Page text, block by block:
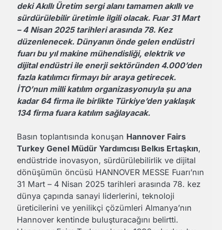
deki Akıllı Üretim sergi alanı tamamen akıllı ve
sürdürülebilir üretimle ilgili olacak. Fuar 31 Mart
– 4 Nisan 2025 tarihleri arasında 78. Kez
düzenlenecek. Dünyanın önde gelen endüstri
fuarı bu yıl makine mühendisliği, elektrik ve
dijital endüstri ile enerji sektöründen 4.000’den
fazla katılımcı firmayı bir araya getirecek.
İTO’nun milli katılım organizasyonuyla şu ana
kadar 64 firma ile birlikte Türkiye’den yaklaşık
134 firma fuara katılım sağlayacak.
Basın toplantısında konuşan Hannover Fairs
Turkey Genel Müdür Yardımcısı Belkıs Ertaşkın,
endüstride inovasyon, sürdürülebilirlik ve dijital
dönüşümün öncüsü HANNOVER MESSE Fuarı’nın
31 Mart – 4 Nisan 2025 tarihleri arasında 78. kez
dünya çapında sanayi liderlerini, teknoloji
üreticilerini ve yenilikçi çözümleri Almanya’nın
Hannover kentinde buluşturacağını belirtti.